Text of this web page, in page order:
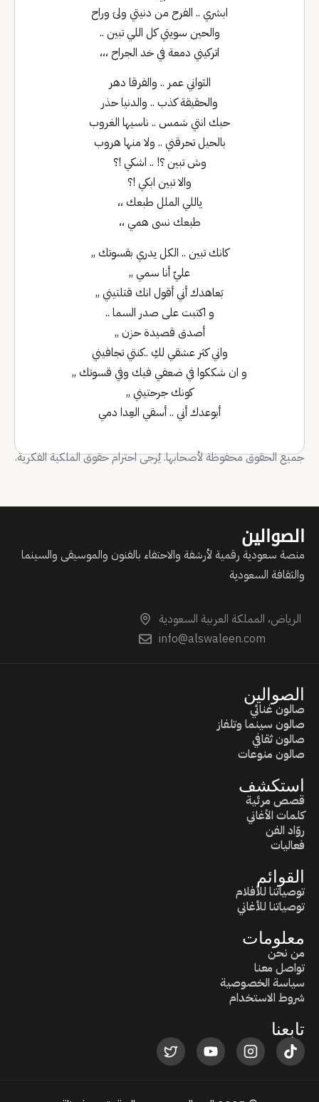
ابشري .. الفرح من دنيتي ولىَ وراح
والحين سويتي كل اللي تبين ..
اتركيني دمعة في خد الجراح ،،،
الثواني عمر .. والفرقا دهر
والحقيقة كذب .. والدنيا حذر
حبك انتي شمس .. ناسيها الغروب
بالحيل تحرقني .. ولا منها هروب
وش تبين ؟! .. اشكي !؟
والا تبين ابكي !؟
ياللي الملل طبعك ،،
طبعك نسى همي ،،
كانك تبين .. الكل يدري بقسوتك ,,
عليّ أنا سمي ,,
بَعاهدك أني أقول انك قتلتيني ,,
و اكتبت على صدر السما ..
أصدق قصيدة حزن ,,
واني كثر عشقي لكِ ..كنتي تجافيني
و ان شككوا في ضعفي فيك وفي قسوتك ,,
كونك جرحتيني ,,
أبوعدك أني .. أسقي العِدا دمي
جميع الحقوق محفوظة لأصحابها. يُرجى احترام حقوق الملكية الفكرية.
الصوالين
منصة سعودية رقمية لأرشفة والاحتفاء بالفنون والموسيقى والسينما
والثقافة السعودية
الرياض، المملكة العربية السعودية
info@alswaleen.com
الصوالين
صالون غنائي
صالون سينما وتلفاز
صالون ثقافي
صالون منوعات
استكشف
قصص مرئية
كلمات الأغاني
روّاد الفن
فعاليات
القوائم
توصياتنا للأفلام
توصياتنا للأغاني
معلومات
من نحن
تواصل معنا
سياسة الخصوصية
شروط الاستخدام
تابعنا